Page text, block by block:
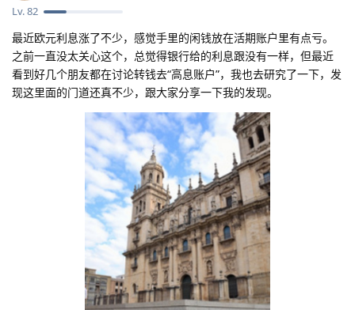
Lv.82
最近欧元利息涨了不少，感觉手里的闲钱放在活期账户里有点亏。
之前一直没太关心这个，总觉得银行给的利息跟没有一样，但最近
看到好几个朋友都在讨论转钱去“高息账户”，我也去研究了一下，发
现这里面的门道还真不少，跟大家分享一下我的发现。